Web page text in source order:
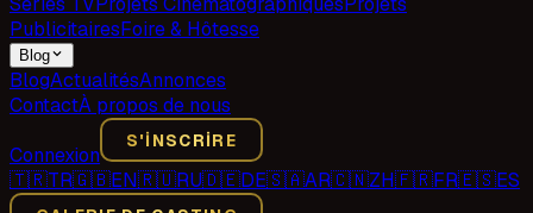
PublicitairesFoire & Hôtesse
Blog
BlogActualitésAnnonces
ContactÀ propos de nous
Connexion
S'INSCRIRE
🇹🇷TR🇬🇧EN🇷🇺RU🇩🇪DE🇸🇦AR🇨🇳ZH🇫🇷FR🇪🇸ES